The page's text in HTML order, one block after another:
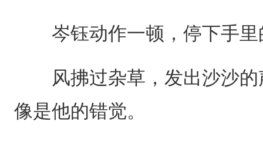
岑钰动作一顿，停下手里
风拂过杂草，发出沙沙的
像是他的错觉。